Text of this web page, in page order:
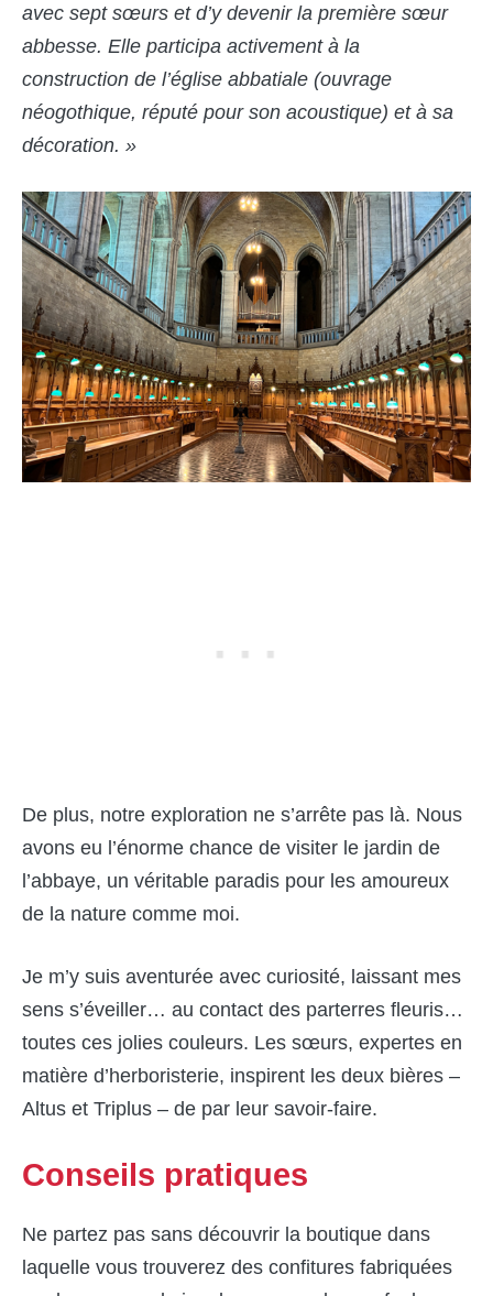
avec sept sœurs et d’y devenir la première sœur
abbesse. Elle participa activement à la
construction de l’église abbatiale (ouvrage
néogothique, réputé pour son acoustique) et à sa
décoration. »
De plus, notre exploration ne s’arrête pas là. Nous
avons eu l’énorme chance de visiter le jardin de
l’abbaye, un véritable paradis pour les amoureux
de la nature comme moi.
Je m’y suis aventurée avec curiosité, laissant mes
sens s’éveiller… au contact des parterres fleuris…
toutes ces jolies couleurs. Les sœurs, expertes en
matière d’herboristerie, inspirent les deux bières –
Altus et Triplus – de par leur savoir-faire.
Conseils pratiques
Ne partez pas sans découvrir la boutique dans
laquelle vous trouverez des confitures fabriquées